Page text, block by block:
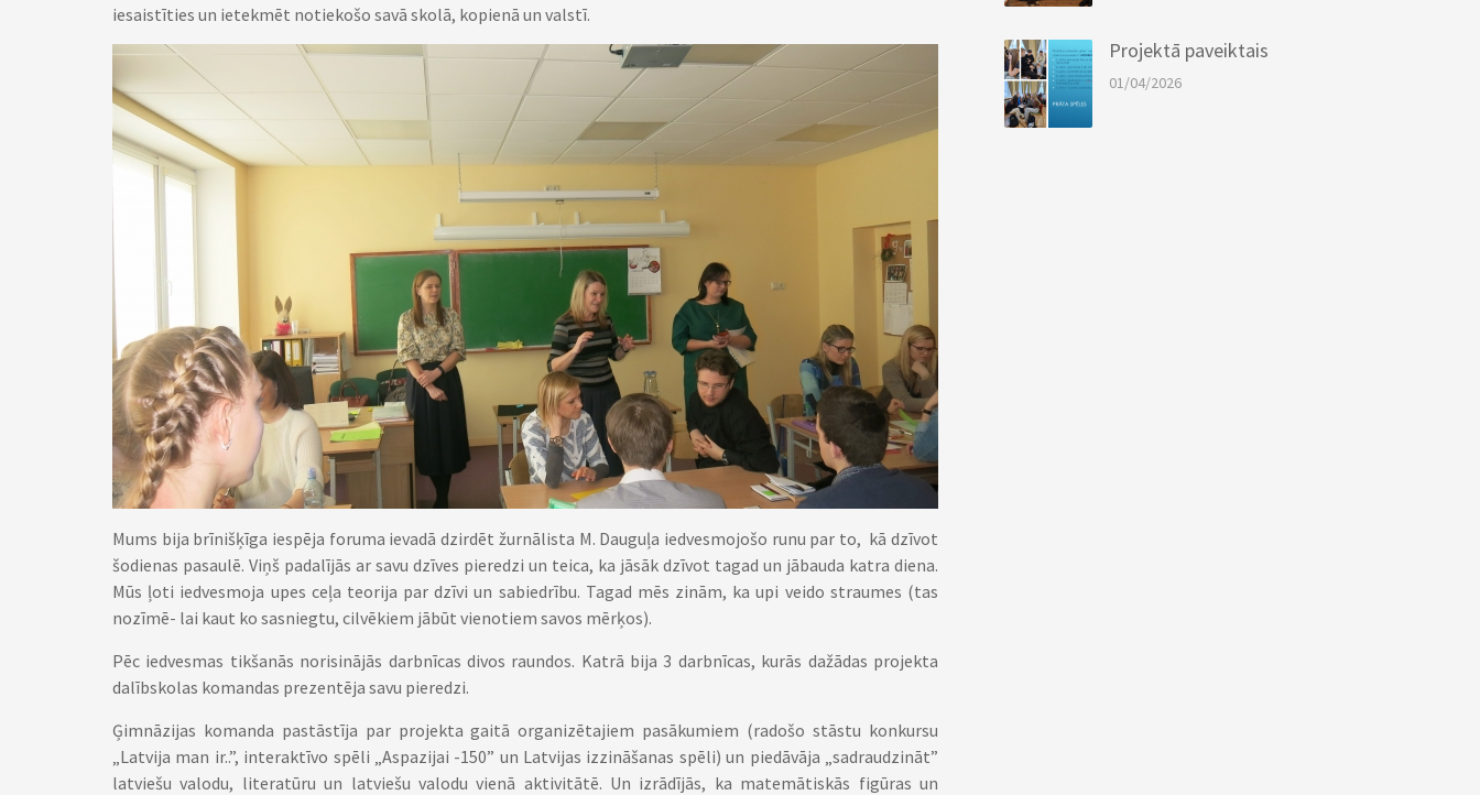
iesaistīties un ietekmēt notiekošo savā skolā, kopienā un valstī.
Mums bija brīnišķīga iespēja foruma ievadā dzirdēt žurnālista M. Dauguļa iedvesmojošo runu par to, kā dzīvot
šodienas pasaulē. Viņš padalījās ar savu dzīves pieredzi un teica, ka jāsāk dzīvot tagad un jābauda katra diena.
Mūs ļoti iedvesmoja upes ceļa teorija par dzīvi un sabiedrību. Tagad mēs zinām, ka upi veido straumes (tas
nozīmē- lai kaut ko sasniegtu, cilvēkiem jābūt vienotiem savos mērķos).
Pēc iedvesmas tikšanās norisinājās darbnīcas divos raundos. Katrā bija 3 darbnīcas, kurās dažādas projekta
dalībskolas komandas prezentēja savu pieredzi.
Ģimnāzijas komanda pastāstīja par projekta gaitā organizētajiem pasākumiem (radošo stāstu konkursu
„Latvija man ir..”, interaktīvo spēli „Aspazijai -150” un Latvijas izzināšanas spēli) un piedāvāja „sadraudzināt”
latviešu valodu, literatūru un latviešu valodu vienā aktivitātē. Un izrādījās, ka matemātiskās figūras un
Projektā paveiktais
01/04/2026